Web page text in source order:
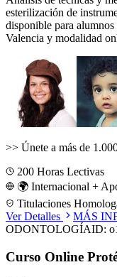
esterilización de
disponible para alumnos
Valencia y modalidad
>> Únete a más de
200 Horas Lectivas
🌍 Internacional +
Titulaciones
Ver Detalles
MÁS
ODONTOLOGÍAID:
Curso Online